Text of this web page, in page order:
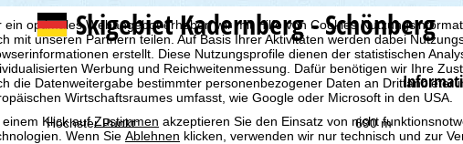
ein optimales Webangebot erheben wir mit Hilfe von Cookies
mit unseren Partnern teilen. Auf Basis Ihrer Aktivitäten werden dabei
erstellt. Diese Nutzungsprofile dienen der statistischen
Werbung und Reichweitenmessung. Dafür benötigen wir Ihre
die Datenweitergabe bestimmter personenbezogener Daten an Drittanbieter
Wirtschaftsraumes umfasst, wie Google oder Microsoft in den USA.
einem Klick aufZustimmen akzeptieren Sie den Einsatz von nicht
Wenn Sie Ablehnen klicken, verwenden wir nur technisch und zur
t
a
r
t
SkigebietKadernberg - Schönberg
Höchster Punkt: 690 m